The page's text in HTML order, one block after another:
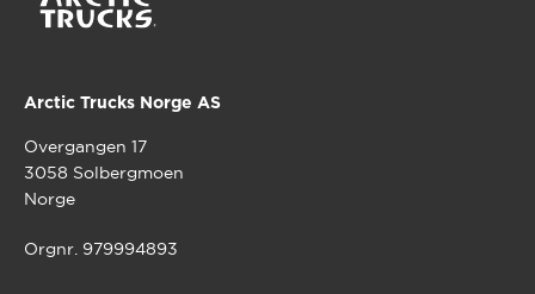
Arctic Trucks Norge AS
Overgangen 17
3058 Solbergmoen
Norge
Orgnr. 979994893